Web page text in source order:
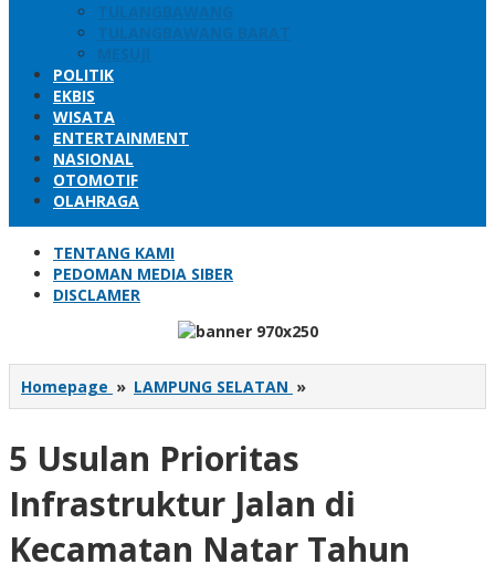
TULANGBAWANG
TULANGBAWANG BARAT
MESUJI
POLITIK
EKBIS
WISATA
ENTERTAINMENT
NASIONAL
OTOMOTIF
OLAHRAGA
TENTANG KAMI
PEDOMAN MEDIA SIBER
DISCLAMER
Homepage » LAMPUNG SELATAN »
Usulan
Kecamatan
Natar
Tahun
5 Usulan Prioritas
Infrastruktur Jalan di
Kecamatan Natar Tahun